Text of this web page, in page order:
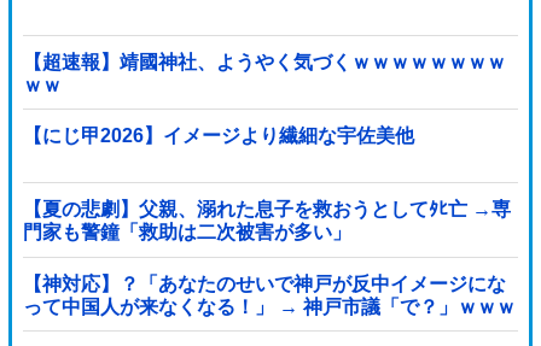
【超速報】靖國神社、ようやく気づくｗｗｗｗｗｗｗｗ
ｗｗ
【にじ甲2026】イメージより繊細な宇佐美他
【夏の悲劇】父親、溺れた息子を救おうとしてﾀﾋ亡 →専
門家も警鐘「救助は二次被害が多い」
【神対応】？「あなたのせいで神戸が反中イメージにな
って中国人が来なくなる！」 → 神戸市議「で？」ｗｗｗ
ｗｗｗｗｗｗｗｗｗｗｗｗ